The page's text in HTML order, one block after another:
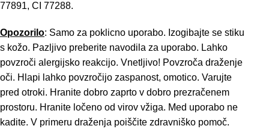
77891, CI 77288.
Opozorilo: Samo za poklicno uporabo. Izogibajte se stiku
s kožo. Pazljivo preberite navodila za uporabo. Lahko
povzroči alergijsko reakcijo. Vnetljivo! Povzroča draženje
oči. Hlapi lahko povzročijo zaspanost, omotico. Varujte
pred otroki. Hranite dobro zaprto v dobro prezračenem
prostoru. Hranite ločeno od virov vžiga. Med uporabo ne
kadite. V primeru draženja poiščite zdravniško pomoč.